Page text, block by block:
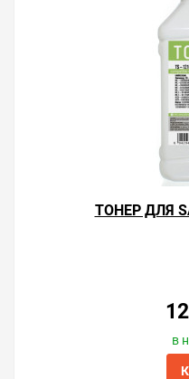
Решили купить
оформите заказ на этой
онлайн-консультанту.
ТОНЕР ДЛЯ
в